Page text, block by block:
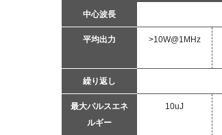
中心波長
平均出力 >10W@1MHz
繰り返し
最大パルスエネ
ルギー
10uJ